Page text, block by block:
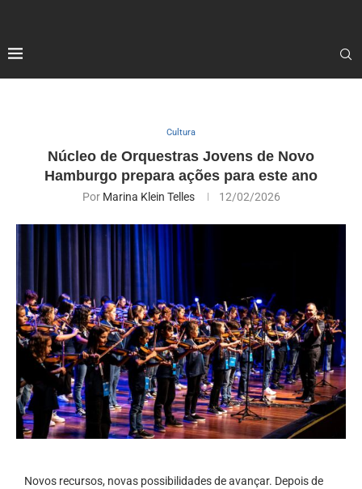
Cultura
Núcleo de Orquestras Jovens de Novo
Hamburgo prepara ações para este ano
Por Marina Klein Telles 12/02/2026
Novos recursos, novas possibilidades de avançar. Depois de